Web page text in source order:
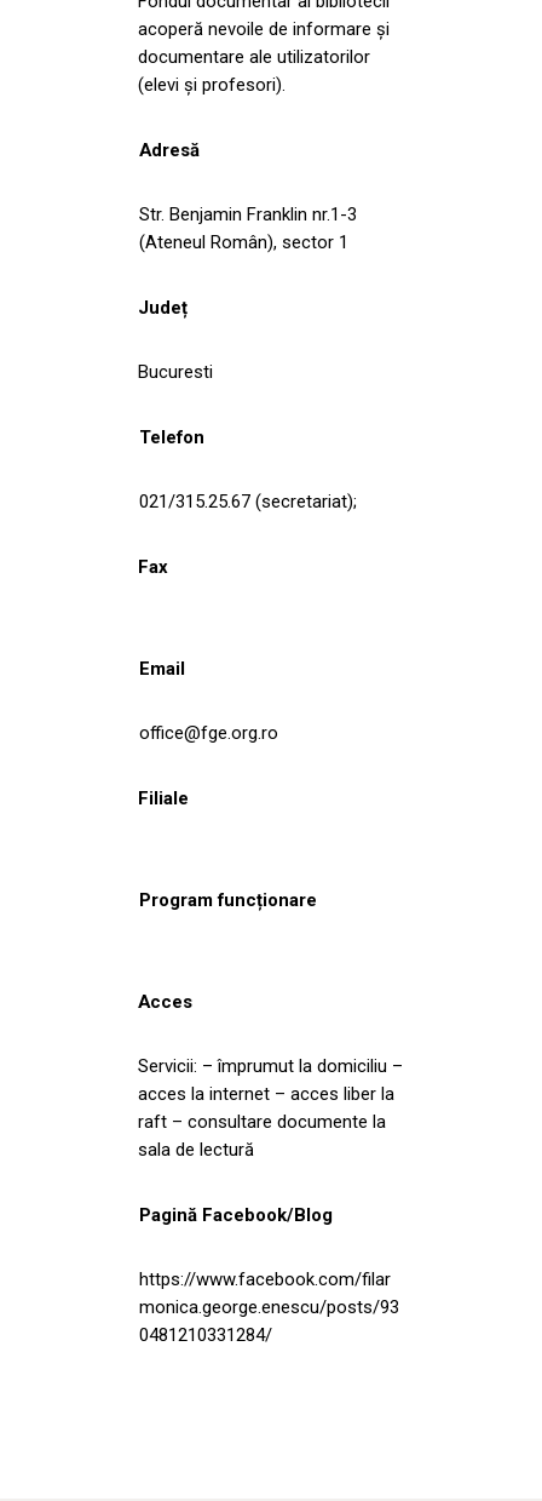
acoperă nevoile de informare și
documentare ale utilizatorilor
(elevi și profesori).
Adresă
Str. Benjamin Franklin nr.1-3
(Ateneul Român), sector 1
Județ
Bucuresti
Telefon
021/315.25.67 (secretariat);
Fax
Email
office@fge.org.ro
Filiale
Program funcționare
Acces
Servicii: – împrumut la domiciliu –
acces la internet – acces liber la
raft – consultare documente la
sala de lectură
Pagină Facebook/Blog
https://www.facebook.com/filar
monica.george.enescu/posts/93
0481210331284/